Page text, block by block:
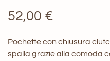
52,00 €
Pochette con chiusura
spalla grazie alla comoda